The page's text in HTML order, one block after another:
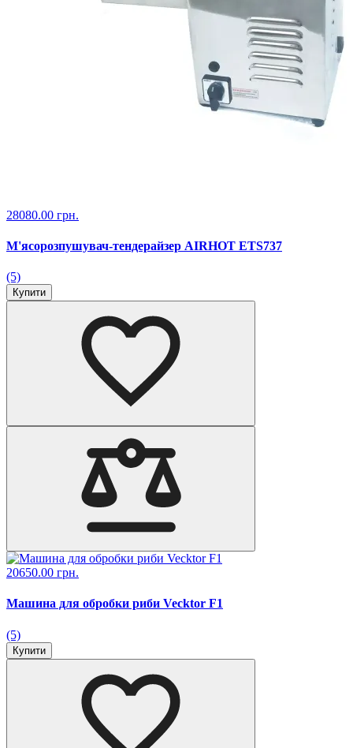
28080.00 грн.
М'ясорозпушувач-тендерайзер AIRHOT ETS737
(5)
Купити
20650.00 грн.
Машина для обробки риби Vecktor F1
(5)
Купити